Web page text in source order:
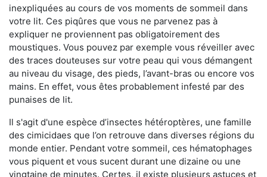
inexpliquées au cours de vos moments de sommeil dans
votre lit. Ces piqûres que vous ne parvenez pas à
expliquer ne proviennent pas obligatoirement des
moustiques. Vous pouvez par exemple vous réveiller avec
des traces douteuses sur votre peau qui vous démangent
au niveau du visage, des pieds, l’avant-bras ou encore vos
mains. En effet, vous êtes probablement infesté par des
punaises de lit.
Il s'agit d'une espèce d’insectes hétéroptères, une famille
des cimicidaes que l’on retrouve dans diverses régions du
monde entier. Pendant votre sommeil, ces hématophages
vous piquent et vous sucent durant une dizaine ou une
vingtaine de minutes. Certes, il existe plusieurs astuces et